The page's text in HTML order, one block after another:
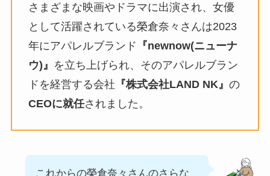
さまざまな映画やドラマに出演され、女優
として活躍されている榮倉奈々さんは2023
年にアパレルブランド 『newnow(ニューナ
ウ)』 を立ち上げられ、そのアパレルブラン
ドを経営する会社 『株式会社LAND NK』 の
CEOに就任されました。
これからの榮倉奈々さんのさらな